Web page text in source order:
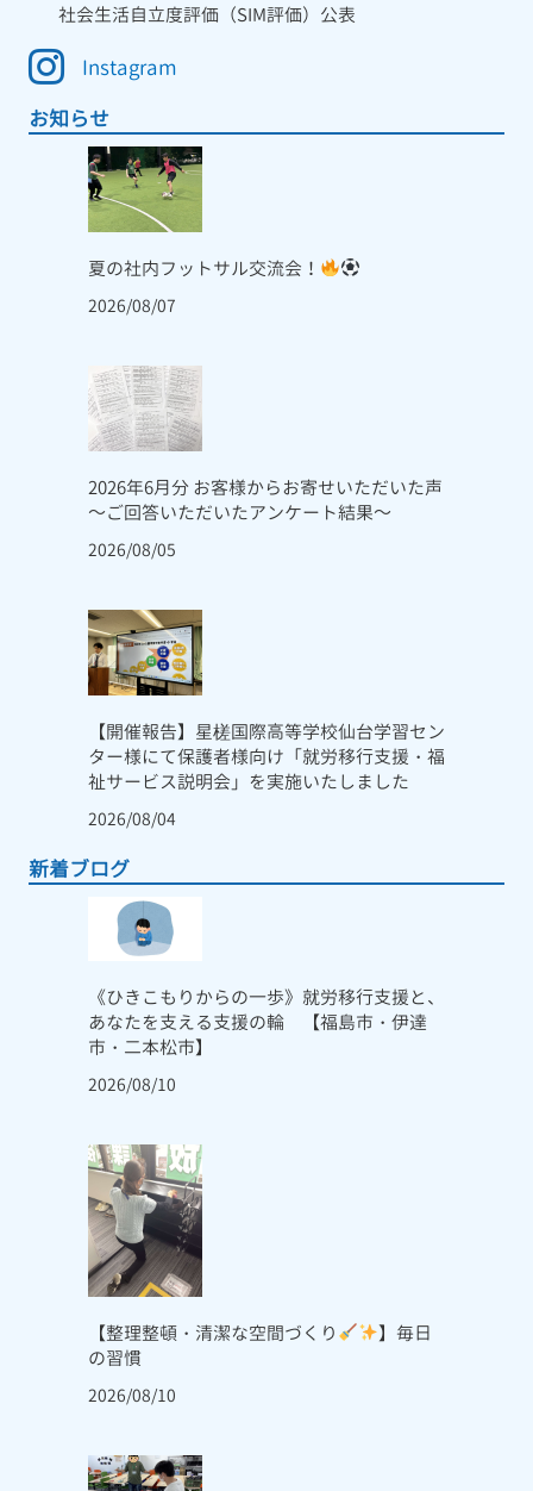
社会生活自立度評価（SIM評価）公表
Instagram
お知らせ
夏の社内フットサル交流会！
2026/08/07
2026年6月分 お客様からお寄せいただいた声
～ご回答いただいたアンケート結果～
2026/08/05
【開催報告】星槎国際高等学校仙台学習セン
ター様にて保護者様向け「就労移行支援・福
祉サービス説明会」を実施いたしました
2026/08/04
新着ブログ
《ひきこもりからの一歩》就労移行支援と、
あなたを支える支援の輪 【福島市・伊達
市・二本松市】
2026/08/10
【整理整頓・清潔な空間づくり
】毎日
の習慣
2026/08/10